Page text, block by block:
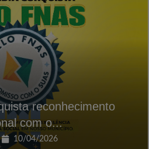
reconhecimento
com o...
10/04/2026